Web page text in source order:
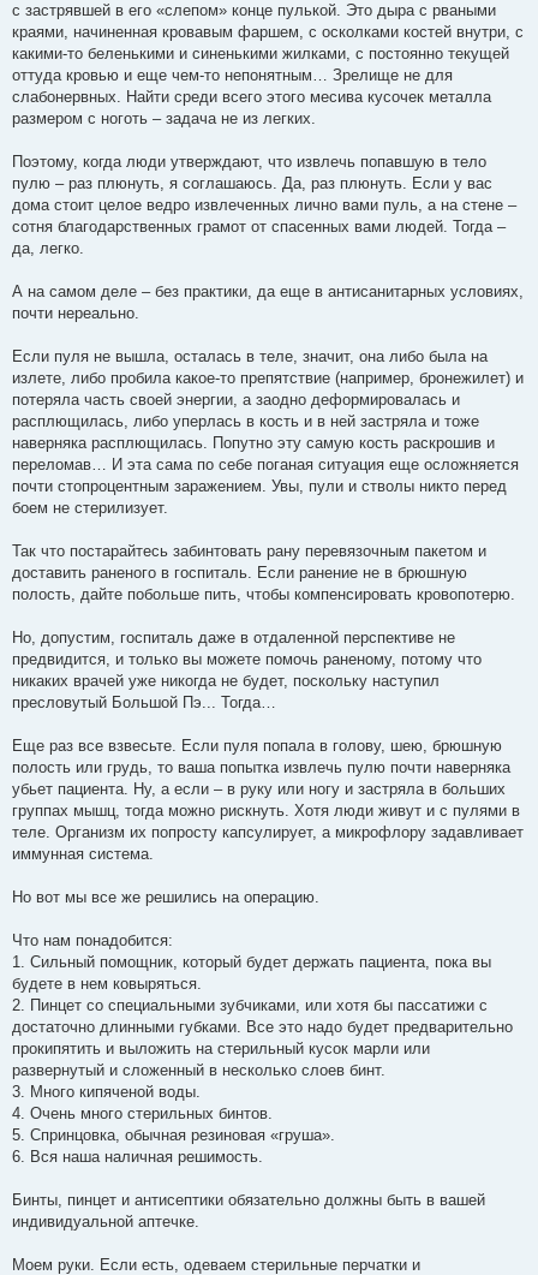
с застрявшей в его «слепом» конце пулькой. Это дыра с рваными
краями, начиненная кровавым фаршем, с осколками костей внутри, с
какими-то беленькими и синенькими жилками, с постоянно текущей
оттуда кровью и еще чем-то непонятным… Зрелище не для
слабонервных. Найти среди всего этого месива кусочек металла
размером с ноготь – задача не из легких.
Поэтому, когда люди утверждают, что извлечь попавшую в тело
пулю – раз плюнуть, я соглашаюсь. Да, раз плюнуть. Если у вас
дома стоит целое ведро извлеченных лично вами пуль, а на стене –
сотня благодарственных грамот от спасенных вами людей. Тогда –
да, легко.
А на самом деле – без практики, да еще в антисанитарных условиях,
почти нереально.
Если пуля не вышла, осталась в теле, значит, она либо была на
излете, либо пробила какое-то препятствие (например, бронежилет) и
потеряла часть своей энергии, а заодно деформировалась и
расплющилась, либо уперлась в кость и в ней застряла и тоже
наверняка расплющилась. Попутно эту самую кость раскрошив и
переломав… И эта сама по себе поганая ситуация еще осложняется
почти стопроцентным заражением. Увы, пули и стволы никто перед
боем не стерилизует.
Так что постарайтесь забинтовать рану перевязочным пакетом и
доставить раненого в госпиталь. Если ранение не в брюшную
полость, дайте побольше пить, чтобы компенсировать кровопотерю.
Но, допустим, госпиталь даже в отдаленной перспективе не
предвидится, и только вы можете помочь раненому, потому что
никаких врачей уже никогда не будет, поскольку наступил
пресловутый Большой Пэ... Тогда…
Еще раз все взвесьте. Если пуля попала в голову, шею, брюшную
полость или грудь, то ваша попытка извлечь пулю почти наверняка
убьет пациента. Ну, а если – в руку или ногу и застряла в больших
группах мышц, тогда можно рискнуть. Хотя люди живут и с пулями в
теле. Организм их попросту капсулирует, а микрофлору задавливает
иммунная система.
Но вот мы все же решились на операцию.
Что нам понадобится:
1. Сильный помощник, который будет держать пациента, пока вы
будете в нем ковыряться.
2. Пинцет со специальными зубчиками, или хотя бы пассатижи с
достаточно длинными губками. Все это надо будет предварительно
прокипятить и выложить на стерильный кусок марли или
развернутый и сложенный в несколько слоев бинт.
3. Много кипяченой воды.
4. Очень много стерильных бинтов.
5. Спринцовка, обычная резиновая «груша».
6. Вся наша наличная решимость.
Бинты, пинцет и антисептики обязательно должны быть в вашей
индивидуальной аптечке.
Моем руки. Если есть, одеваем стерильные перчатки и